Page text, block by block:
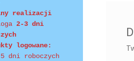
realizacji
2-3 dni
logowane:
dni roboczych